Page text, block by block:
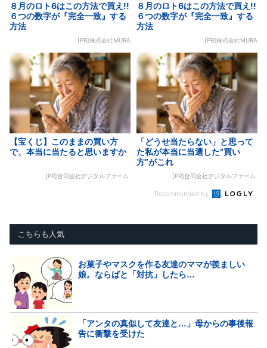
８月のロト6はこの方法で買え!!
６つの数字が『完全一致』する
方法
[PR]株式会社MURA
８月のロト6はこの方法で買え!!
６つの数字が『完全一致』する
方法
[PR]株式会社MURA
【宝くじ】このままの買い方
で、本当に当たると思いますか
[PR]合同会社デジタルファーム
「どうせ当たらない」と思って
た私が本当に当選した“買い
方”がこれ
[PR]合同会社デジタルファーム
Recommended by
こちらも人気
お菓子やマスクを作る友達のママが羨ましい
娘。ならばと「対抗」したら…
「アンタの真似して友達と…」母からの事後報
告に衝撃を受けた